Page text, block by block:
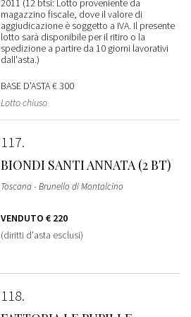
2011 (12 btsi: Lotto proveniente da
magazzino fiscale, dove il valore di
aggiudicazione è soggetto a IVA. Il presente
lotto sarà disponibile per il ritiro o la
spedizione a partire da 10 giorni lavorativi
dall'asta.)
BASE D'ASTA€ 300
Lotto chiuso
117
BIONDI SANTI ANNATA (2 BT)
Toscana - Brunello di Montalcino
VENDUTO € 220
(diritti d'asta esclusi)
118